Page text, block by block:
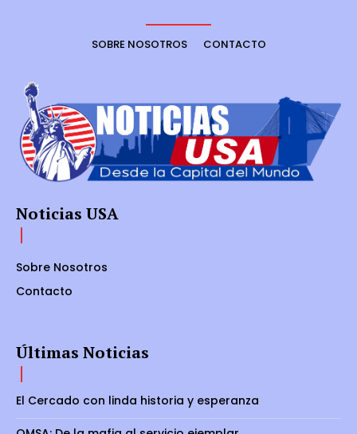
SOBRE NOSOTROS CONTACTO
Noticias USA
Sobre Nosotros
Contacto
Últimas Noticias
El Cercado con linda historia y esperanza